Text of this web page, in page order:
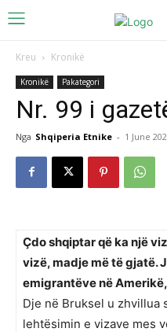
Kreu Kronikë
Kronikë Pakategori
Nr. 99 i
Nga Shqiperia Etnike - 1 June
Çdo shqiptar që ka një
vizë, madje më të gjatë.
emigrantëve në
Dje në Bruksel u zhvillua
lehtësimin e vizave mes